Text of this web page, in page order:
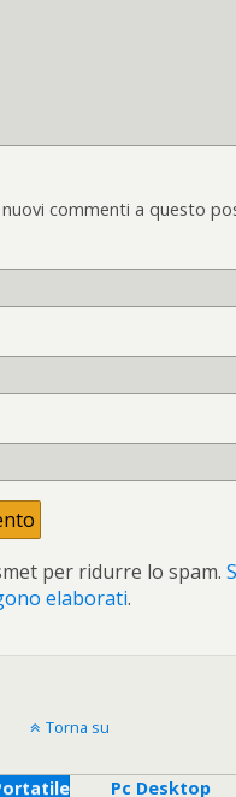
nuovi commenti a questo
per ridurre lo spam.
elaborati.
Torna su
Pc Desktop